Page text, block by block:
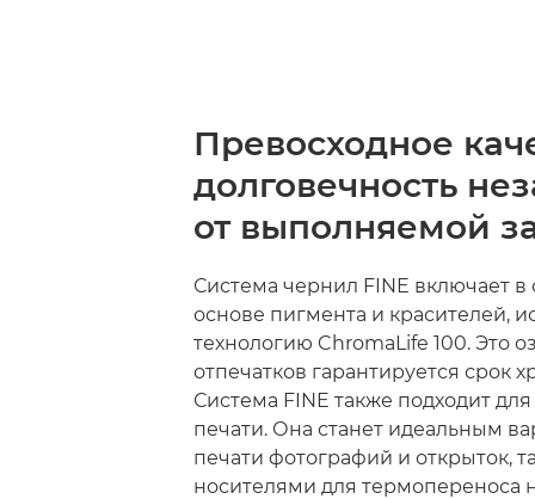
Превосходное
долговечность
от выполняемой
Система чернил FINE включает в
основе пигмента и красителей,
технологию ChromaLife 100. Это
отпечатков гарантируется срок
Система FINE также подходит
печати. Она станет идеальным
печати фотографий и открыток,
носителями для термопереноса